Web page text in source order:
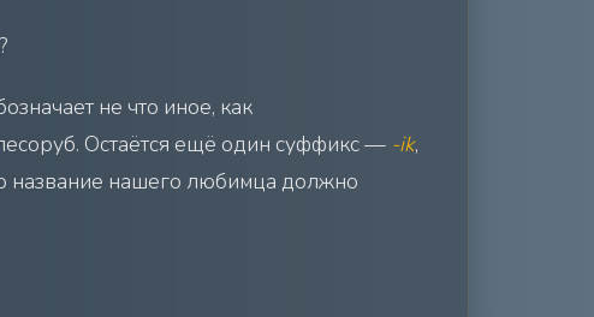
не что иное, как
Остаётся ещё один суффикс — -ik,
название нашего любимца должно